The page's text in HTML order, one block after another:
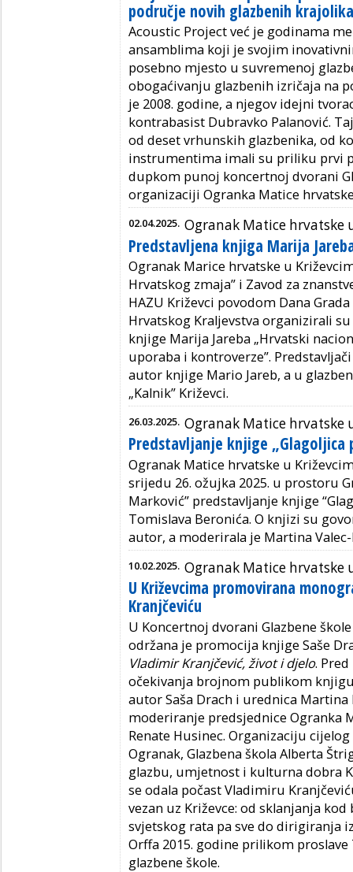
područje novih glazbenih krajolika
Acoustic Project već je godinama
ansamblima koji je svojim
posebno mjesto u suvremenoj
obogaćivanju glazbenih izričaja na
je 2008. godine, a njegov idejni
kontrabasist Dubravko Palanović.
od deset vrhunskih glazbenika, od
instrumentima imali su priliku prvi
dupkom punoj koncertnoj dvorani
organizaciji Ogranka Matice
02.04.2025. Ogranak Matice hrvatske
Predstavljena knjiga Marija
Ogranak Marice hrvatske u
Hrvatskog zmaja” i Zavod za
HAZU Križevci povodom Dana
Hrvatskog Kraljevstva organizirali
knjige Marija Jareba „Hrvatski
uporaba i kontroverze”.
autor knjige Mario Jareb, a u
„Kalnik” Križevci.
26.03.2025. Ogranak Matice hrvatske
Predstavljanje knjige „Glagoljica
Ogranak Matice hrvatske u
srijedu 26. ožujka 2025. u prostoru
Marković” predstavljanje knjige
Tomislava Beronića. O knjizi su
autor, a moderirala je Martina Valec-
10.02.2025. Ogranak Matice hrvatske
U Križevcima promovirana
Kranjčeviću
U Koncertnoj dvorani Glazbene
održana je promocija knjige Saše
Vladimir Kranjčević, život i djelo.
očekivanja brojnom publikom
autor Saša Drach i urednica
moderiranje predsjednice Ogranka
Renate Husinec. Organizaciju
Ogranak, Glazbena škola Alberta
glazbu, umjetnost i kulturna dobra
se odala počast Vladimiru
vezan uz Križevce: od sklanjanja
svjetskog rata pa sve do dirigiranja
Orffa 2015. godine prilikom
glazbene škole.